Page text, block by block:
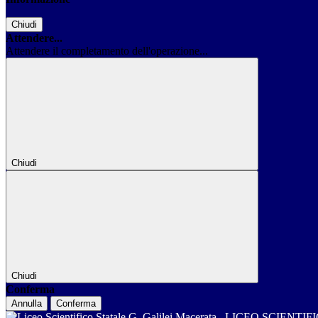
Chiudi
Attendere...
Attendere il completamento dell'operazione...
Chiudi
Chiudi
Conferma
Annulla Conferma